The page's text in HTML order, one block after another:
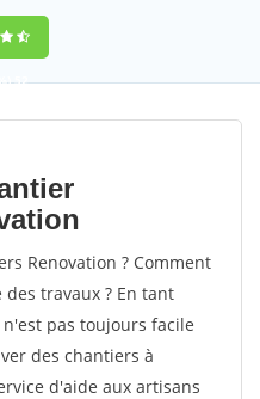
52
Renovation ? Comment
travaux ? En tant
pas toujours facile
des chantiers à
d'aide aux artisans